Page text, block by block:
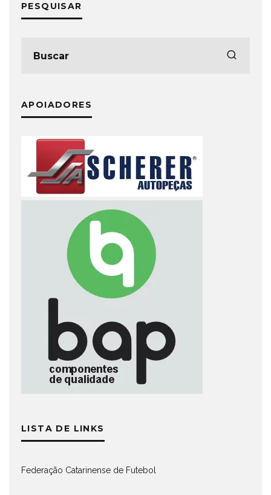
PESQUISAR
APOIADORES
LISTA DE LINKS
Federação Catarinense de Futebol